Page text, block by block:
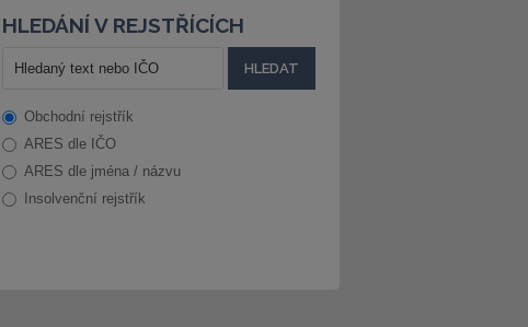
HLEDÁNÍ V REJSTŘÍCÍCH
Obchodní rejstřík
ARES dle IČO
ARES dle jména / názvu
Insolvenční rejstřík